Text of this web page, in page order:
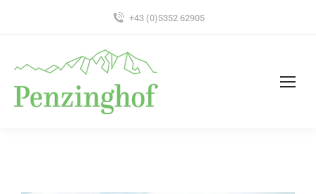
+43 (0)5352 62905